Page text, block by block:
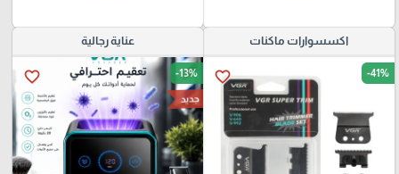
اكسسوارات ماكنات
favorite_border -41%
عناية رجالية
favorite_border -13%
جديد